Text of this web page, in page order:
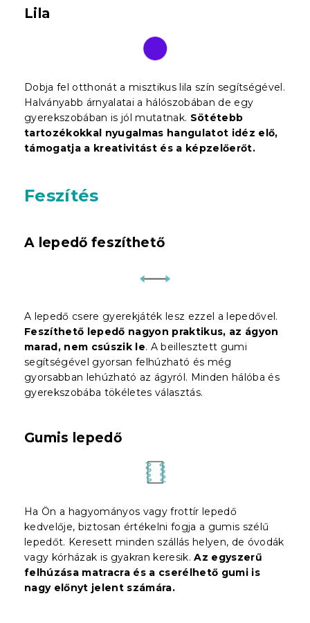
Lila
Dobja fel otthonát a misztikus lila szín segítségével.
Halványabb árnyalatai a hálószobában de egy
gyerekszobában is jól mutatnak. Sötétebb
tartozékokkal nyugalmas hangulatot idéz elő,
támogatja a kreativitást és a képzelőerőt.
Feszítés
A lepedő feszíthető
A lepedő csere gyerekjáték lesz ezzel a lepedővel.
Feszíthető lepedő nagyon praktikus, az ágyon
marad, nem csúszik le. A beillesztett gumi
segítségével gyorsan felhúzható és még
gyorsabban lehúzható az ágyról. Minden hálóba és
gyerekszobába tökéletes választás.
Gumis lepedő
Ha Ön a hagyományos vagy frottír lepedő
kedvelője, biztosan értékelni fogja a gumis szélű
lepedőt. Keresett minden szállás helyen, de óvodák
vagy kórházak is gyakran keresik. Az egyszerű
felhúzása matracra és a cserélhető gumi is
nagy előnyt jelent számára.